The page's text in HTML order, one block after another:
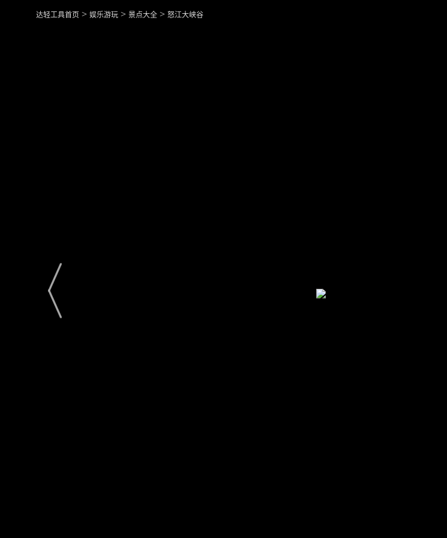
达轻工具首页 > 娱乐游玩 > 景点大全 > 怒江大峡谷